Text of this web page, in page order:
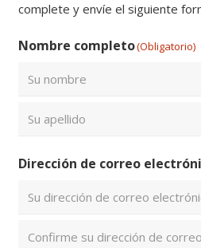
complete y envíe el siguiente
Nombre completo(Obligatorio)
Dirección de correo
un